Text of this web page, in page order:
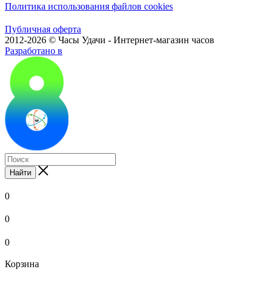
Политика использования файлов cookies
Публичная оферта
2012-2026 © Часы Удачи - Интернет-магазин часов
Разработано в
Найти
0
0
0
Корзина